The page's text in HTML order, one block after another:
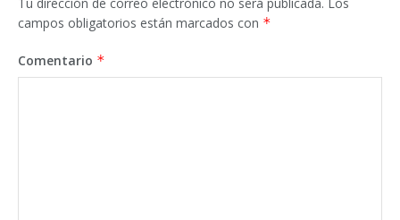
campos obligatorios están marcados con *
Comentario *